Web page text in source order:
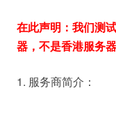
在此声明：我们测
器，不是香港服务
1. 服务商简介：